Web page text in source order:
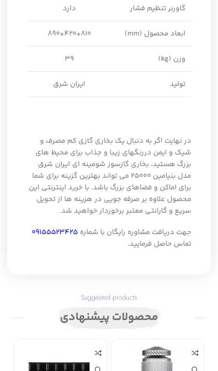
گاورنر تنظیم فشار دارد
ابعاد محصول (mm) 810*420*890
وزن (kg) 39
تولید ایران شرق
در نهایت اگر به دنبال یک بخاری گازی کم مصرف و
شیک و ایمن دررنگهای زیبا و جذاب برای محیط های
بزرگ هستید، بخاری گازسوز شومینه ای ایران شرق
مدل بنیامین 25000 می تواند بهترین گزینه برای شما
برای اماکن و فضاهای بزرگ باشد. با خرید اینترنتی این
محصول علاوه بر صرفه جویی در هزینه ها از تحویل
سریع و گارانتی معتبر برخوردار خواهید شد.
جهت دریافت مشاوره رایگان با شماره 09155523425
تماس حاصل فرمایید.
Suggested products
محصولات پیشنهادی
ناموجود